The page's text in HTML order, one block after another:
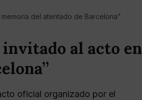
del atentado de Barcelona”
invitado al acto en
oficial organizado por el